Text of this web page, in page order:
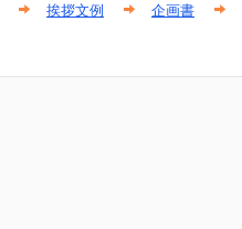
挨拶文例 企画書